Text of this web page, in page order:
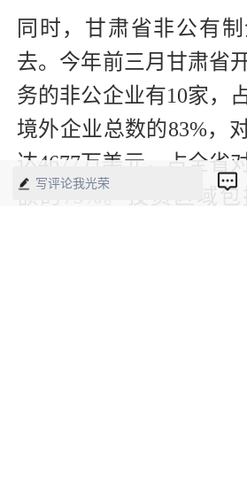
同时，甘肃省非公有
去。今年前三月甘肃省
务的非公企业有10家，
境外企业总数的83%，
达4677万美元，占全省
额的79%。投资区域
写评论我光荣